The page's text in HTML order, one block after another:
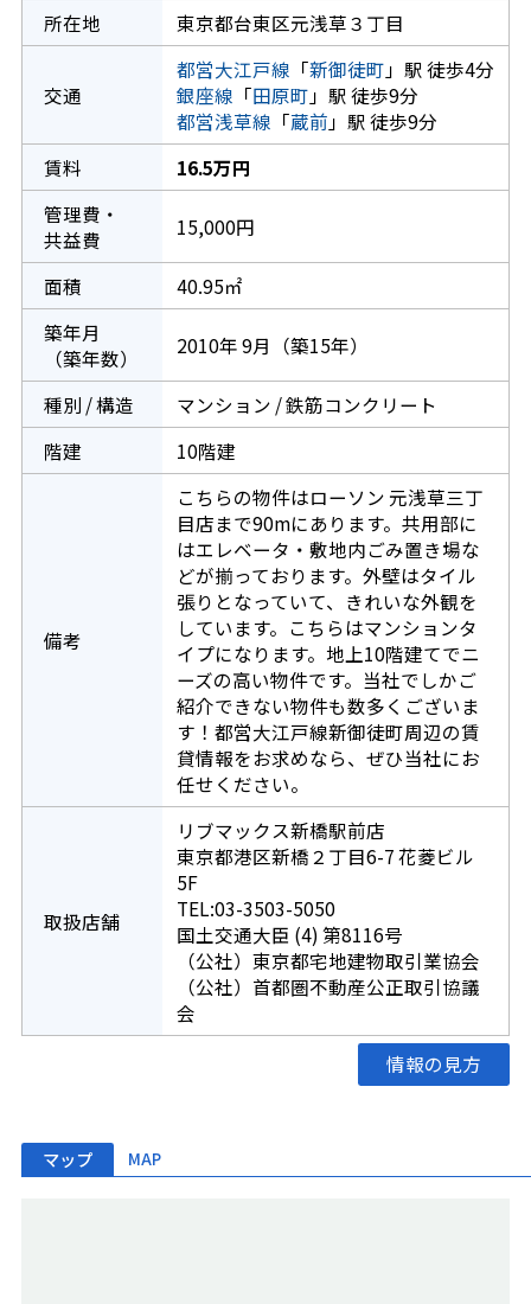
所在地 東京都台東区元浅草３丁目
交通
都営大江戸線 「新御徒町 」駅 徒歩4分
銀座線 「田原町 」駅 徒歩9分
都営浅草線 「蔵前 」駅 徒歩9分
賃料
16.5万円
管理費・
共益費
15,000円
面積
40.95㎡
築年月
（築年数）
2010年 9月（築15年）
種別 / 構造
マンション / 鉄筋コンクリート
階建
10階建
備考
こちらの物件はローソン 元浅草三丁
目店まで90mにあります。共用部に
はエレベータ・敷地内ごみ置き場な
どが揃っております。外壁はタイル
張りとなっていて、きれいな外観を
しています。こちらはマンションタ
イプになります。地上10階建てでニ
ーズの高い物件です。当社でしかご
紹介できない物件も数多くございま
す！都営大江戸線新御徒町周辺の賃
貸情報をお求めなら、ぜひ当社にお
任せください。
取扱店舗
リブマックス新橋駅前店
東京都港区新橋２丁目6-7 花菱ビル
5F
TEL:03-3503-5050
国土交通大臣 (4) 第8116号
（公社）東京都宅地建物取引業協会
（公社）首都圏不動産公正取引協議
会
情報の見方
マップ MAP